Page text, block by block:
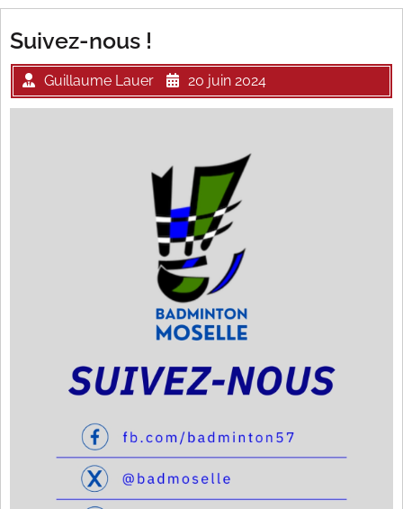
Suivez-nous !
Guillaume Lauer 20 juin 2024